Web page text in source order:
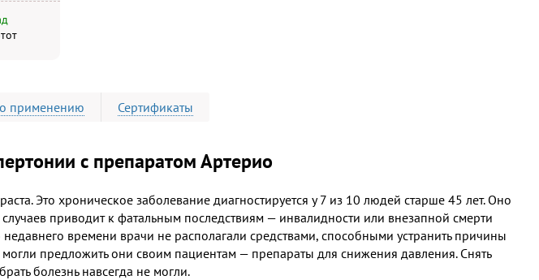
применению Сертификаты
с препаратом Артерио
Это хроническое заболевание диагностируется у 7 из 10 людей старше 45 лет. Оно
приводит к фатальным последствиям — инвалидности или внезапной смерти
времени врачи не располагали средствами, способными устранить причины
могли предложить они своим пациентам — препараты для снижения давления. Снять
болезнь навсегда не могли.